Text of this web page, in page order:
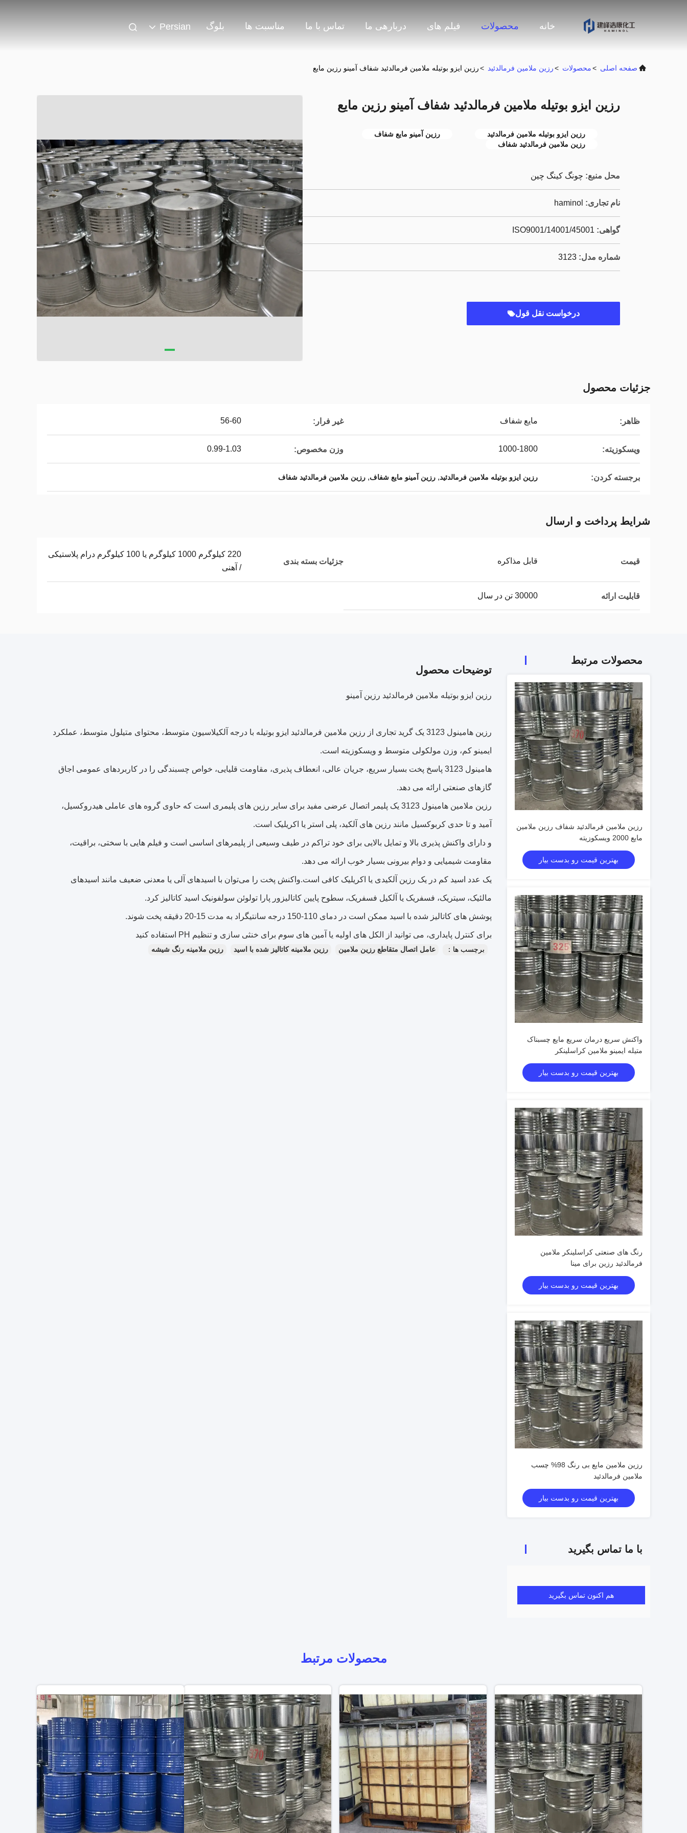
خانه محصولات فیلم های دربارهی ما تماس با ما مناسبت ها بلوگ Persian
صفحه اصلی >محصولات >رزین ملامین فرمالدئید >رزین ایزو بوتیله ملامین فرمالدئید شفاف آمینو رزین مایع
رزین ایزو بوتیله ملامین فرمالدئید شفاف آمینو رزین مایع
رزین ایزو بوتیله ملامین فرمالدئید
رزین آمینو مایع شفاف
رزین ملامین فرمالدئید شفاف
محل منبع: چونگ کینگ چین
نام تجاری: haminol
گواهی: ISO9001/14001/45001
شماره مدل: 3123
درخواست نقل قول
جزئیات محصول
ظاهر: مایع شفاف غیر فرار: 56-60
ویسکوزیته: 1000-1800 وزن مخصوص: 0.99-1.03
برجسته کردن: رزین ایزو بوتیله ملامین فرمالدئید, رزین آمینو مایع شفاف, رزین ملامین فرمالدئید شفاف
شرایط پرداخت و ارسال
قیمت قابل مذاکره جزئیات بسته بندی
220 کیلوگرم 1000 کیلوگرم یا 100 کیلوگرم درام پلاستیکی
/ آهنی
قابلیت ارائه 30000 تن در سال
محصولات مرتبط
رزین ملامین فرمالدئید شفاف رزین ملامین
مایع 2000 ویسکوزیته
بهترین قیمت رو بدست بیار
واکنش سریع درمان سریع مایع چسبناک
متیله ایمینو ملامین کراسلینکر
بهترین قیمت رو بدست بیار
رنگ های صنعتی کراسلینکر ملامین
فرمالدئید رزین برای مینا
بهترین قیمت رو بدست بیار
رزین ملامین مایع بی رنگ 98% چسب
ملامین فرمالدئید
بهترین قیمت رو بدست بیار
با ما تماس بگیرید
هم اکنون تماس بگیرید
توضیحات محصول
رزین ایزو بوتیله ملامین فرمالدئید رزین آمینو
رزین هامینول 3123 یک گرید تجاری از رزین ملامین فرمالدئید ایزو بوتیله با درجه آلکیلاسیون متوسط، محتوای متیلول متوسط، عملکرد
ایمینو کم، وزن مولکولی متوسط ​​و ویسکوزیته است.
هامینول 3123 پاسخ پخت بسیار سریع، جریان عالی، انعطاف پذیری، مقاومت قلیایی، خواص چسبندگی را در کاربردهای عمومی اجاق
گازهای صنعتی ارائه می دهد.
رزین ملامین هامینول 3123 یک پلیمر اتصال عرضی مفید برای سایر رزین های پلیمری است که حاوی گروه های عاملی هیدروکسیل،
آمید و تا حدی کربوکسیل مانند رزین های آلکید، پلی استر یا اکریلیک است.
و دارای واکنش پذیری بالا و تمایل بالایی برای خود تراکم در طیف وسیعی از پلیمرهای اساسی است و فیلم هایی با سختی، براقیت،
مقاومت شیمیایی و دوام بیرونی بسیار خوب ارائه می دهد.
یک عدد اسید کم در یک رزین آلکیدی یا اکریلیک کافی است.واکنش پخت را می‌توان با اسیدهای آلی یا معدنی ضعیف مانند اسیدهای
مالئیک، سیتریک، فسفریک یا آلکیل فسفریک، سطوح پایین کاتالیزور پارا تولوئن سولفونیک اسید کاتالیز کرد.
پوشش های کاتالیز شده با اسید ممکن است در دمای 110-150 درجه سانتیگراد به مدت 15-20 دقیقه پخت شوند.
برای کنترل پایداری، می توانید از الکل های اولیه یا آمین های سوم برای خنثی سازی و تنظیم PH استفاده کنید
برچسب ها： عامل اتصال متقاطع رزین ملامین رزین ملامینه کاتالیز شده با اسید رزین ملامینه رنگ شیشه
محصولات مرتبط